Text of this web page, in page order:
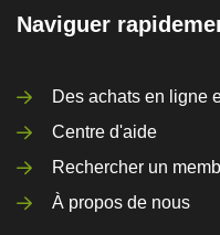
Naviguer
Des achats en ligne
Centre d'aide
Rechercher un
À propos de nous